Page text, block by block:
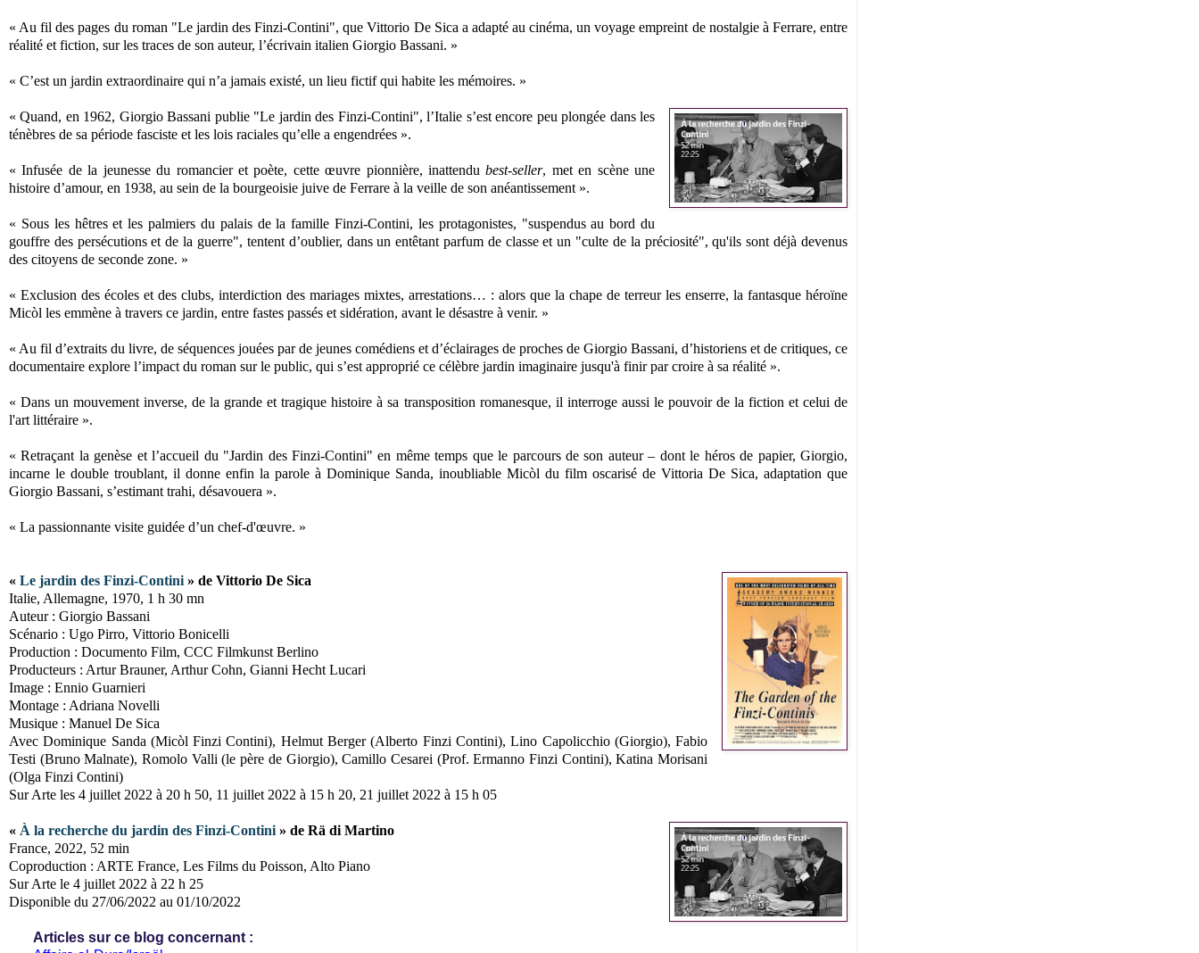
« Au fil des pages du roman "Le jardin des Finzi-Contini", que Vittorio De Sica a adapté au cinéma, un voyage empreint de nostalgie à Ferrare, entre
réalité et fiction, sur les traces de son auteur, l’écrivain italien Giorgio Bassani. »
« C’est un jardin extraordinaire qui n’a jamais existé, un lieu fictif qui habite les mémoires. »
« Quand, en 1962, Giorgio Bassani publie "Le jardin des Finzi-Contini", l’Italie s’est encore peu plongée dans les
ténèbres de sa période fasciste et les lois raciales qu’elle a engendrées ».
« Infusée de la jeunesse du romancier et poète, cette œuvre pionnière, inattendubest-seller, met en scène une
histoire d’amour, en 1938, au sein de la bourgeoisie juive de Ferrare à la veille de son anéantissement ».
« Sous les hêtres et les palmiers du palais de la famille Finzi-Contini, les protagonistes, "suspendus au bord du
gouffre des persécutions et de la guerre", tentent d’oublier, dans un entêtant parfum de classe et un "culte de la préciosité", qu'ils sont déjà devenus
des citoyens de seconde zone. »
« Exclusion des écoles et des clubs, interdiction des mariages mixtes, arrestations… : alors que la chape de terreur les enserre, la fantasque héroïne
Micòl les emmène à travers ce jardin, entre fastes passés et sidération, avant le désastre à venir. »
« Au fil d’extraits du livre, de séquences jouées par de jeunes comédiens et d’éclairages de proches de Giorgio Bassani, d’historiens et de critiques, ce
documentaire explore l’impact du roman sur le public, qui s’est approprié ce célèbre jardin imaginaire jusqu'à finir par croire à sa réalité ».
« Dans un mouvement inverse, de la grande et tragique histoire à sa transposition romanesque, il interroge aussi le pouvoir de la fiction et celui de
l'art littéraire ».
« Retraçant la genèse et l’accueil du "Jardin des Finzi-Contini" en même temps que le parcours de son auteur – dont le héros de papier, Giorgio,
incarne le double troublant, il donne enfin la parole à Dominique Sanda, inoubliable Micòl du film oscarisé de Vittoria De Sica, adaptation que
Giorgio Bassani, s’estimant trahi, désavouera ».
« La passionnante visite guidée d’un chef-d'œuvre. »
« Le jardin des Finzi-Contini » de Vittorio De Sica
Italie, Allemagne, 1970, 1 h 30 mn
Auteur : Giorgio Bassani
Scénario : Ugo Pirro, Vittorio Bonicelli
Production : Documento Film, CCC Filmkunst Berlino
Producteurs : Artur Brauner, Arthur Cohn, Gianni Hecht Lucari
Image : Ennio Guarnieri
Montage : Adriana Novelli
Musique : Manuel De Sica
Avec Dominique Sanda (Micòl Finzi Contini), Helmut Berger (Alberto Finzi Contini), Lino Capolicchio (Giorgio), Fabio
Testi (Bruno Malnate), Romolo Valli (le père de Giorgio), Camillo Cesarei (Prof. Ermanno Finzi Contini), Katina Morisani
(Olga Finzi Contini)
Sur Arte les 4 juillet 2022 à 20 h 50, 11 juillet 2022 à 15 h 20, 21 juillet 2022 à 15 h 05
« À la recherche du jardin des Finzi-Contini » de Rä di Martino
France, 2022, 52 min
Coproduction : ARTE France, Les Films du Poisson, Alto Piano
Sur Arte le 4 juillet 2022 à 22 h 25
Disponible du 27/06/2022 au 01/10/2022
Articles sur ce blog concernant :